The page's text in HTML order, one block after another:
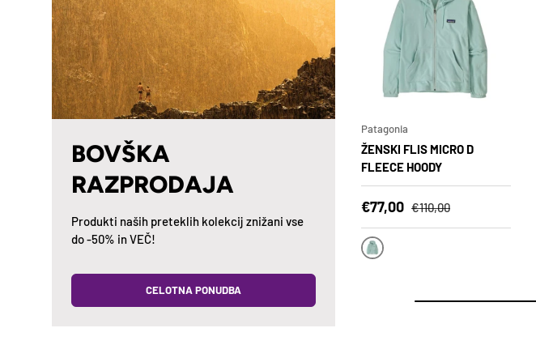
BOVŠKA
RAZPRODAJA
Produkti naših preteklih kolekcij znižani vse
do -50% in VEČ!
CELOTNA PONUDBA
Patagonia
ŽENSKI FLIS MICRO D
FLEECE HOODY
Znižana cena
€77,00 Polna cena
€110,00
VRTB